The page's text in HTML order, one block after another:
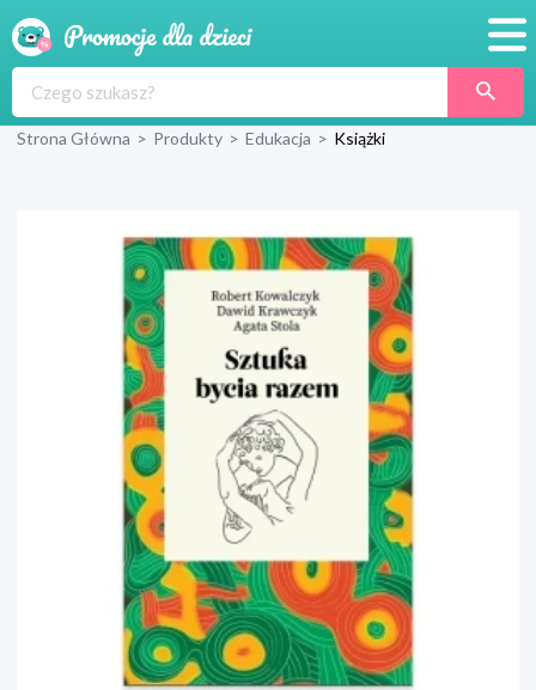
Produkty
Blog
Wyprawka
Strona Główna > Produkty > Edukacja > Książki